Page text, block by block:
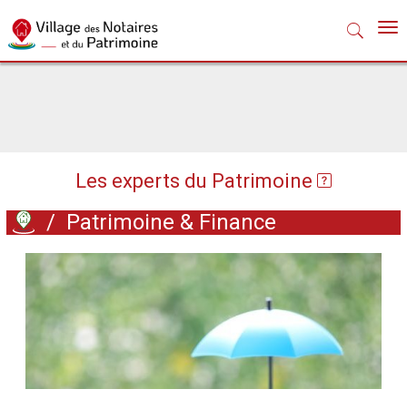
Les experts du Patrimoine
/ Patrimoine & Finance